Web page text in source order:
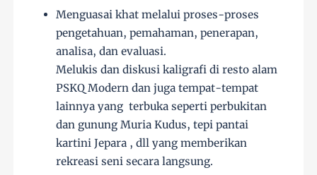
Menguasai khat melalui proses-proses
pengetahuan, pemahaman, penerapan,
analisa, dan evaluasi.
Melukis dan diskusi kaligrafi di resto alam
PSKQ Modern dan juga tempat-tempat
lainnya yang terbuka seperti perbukitan
dan gunung Muria Kudus, tepi pantai
kartini Jepara , dll yang memberikan
rekreasi seni secara langsung.